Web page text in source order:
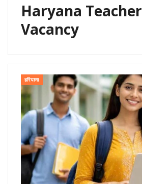
Haryana Teacher
Vacancy
हरियाणा